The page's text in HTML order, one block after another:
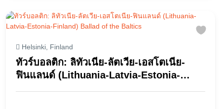
Helsinki, Finland
ทัวร์บอลติก: ลิทัวเนีย-ลัตเวีย-เอสโตเนีย-
ฟินแลนด์ (Lithuania-Latvia-Estonia-